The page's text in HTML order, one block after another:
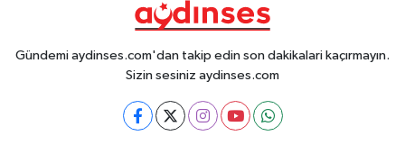
Gündemi aydinses.com'dan takip edin son dakikalari kaçırmayın.
Sizin sesiniz aydinses.com